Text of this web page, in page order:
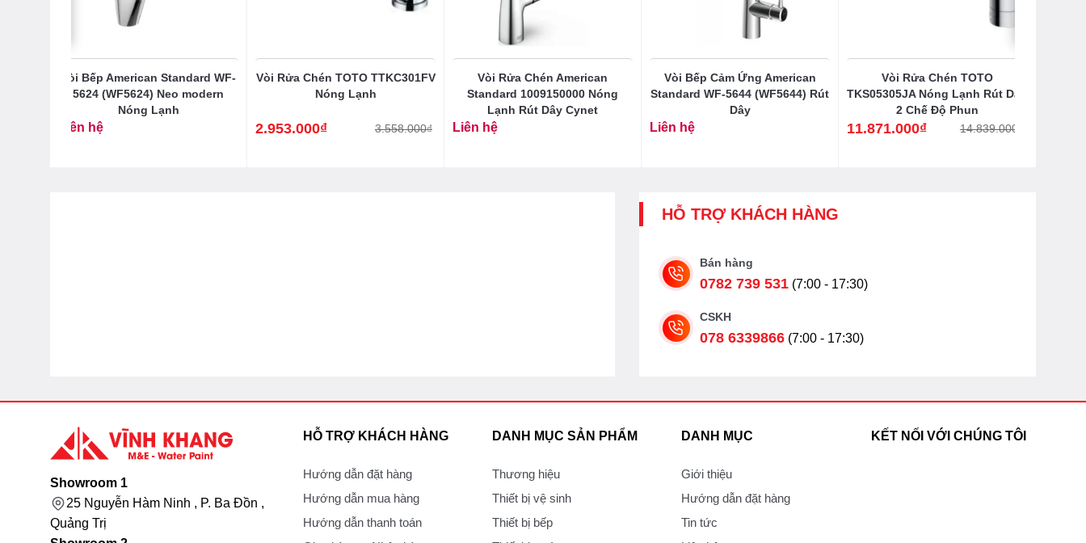
Vòi Bếp American Standard WF-
5624 (WF5624) Neo modern
Nóng Lạnh
Liên hệ
Vòi Rửa Chén TOTO TTKC301FV
Nóng Lạnh
3.558.000₫
Giá
2.953.000₫
Giá
Vòi Rửa Chén American
Standard 1009150000 Nóng
Lạnh Rút Dây Cynet
Liên hệ
Vòi Bếp Cảm Ứng American
Standard WF-5644 (WF5644) Rút
Dây
Liên hệ
Vòi Rửa Chén TOTO
TKS05305JA Nóng Lạnh Rút Dây
2 Chế Độ Phun
14.839.000
Giá
11.871.000₫
Giá
HỖ TRỢ KHÁCH HÀNG
Bán hàng
0782 739 531 (7:00 - 17:30)
CSKH
078 6339866 (7:00 - 17:30)
Showroom 1
25 Nguyễn Hàm Ninh , P. Ba Đồn ,
Quảng Trị
HỖ TRỢ KHÁCH HÀNG
Hướng dẫn đặt hàng
Hướng dẫn mua hàng
Hướng dẫn thanh toán
DANH MỤC SẢN PHẨM
Thương hiệu
Thiết bị vệ sinh
Thiết bị bếp
DANH MỤC
Giới thiệu
Hướng dẫn đặt hàng
Tin tức
KẾT NỐI VỚI CHÚNG TÔI